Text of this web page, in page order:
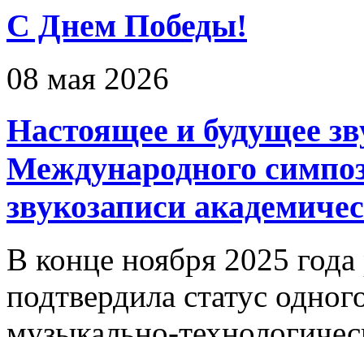
С Днем Победы!
08 мая 2026
Настоящее и будущее
Международного
звукозаписи
В конце ноября 2025 года
подтвердила статус